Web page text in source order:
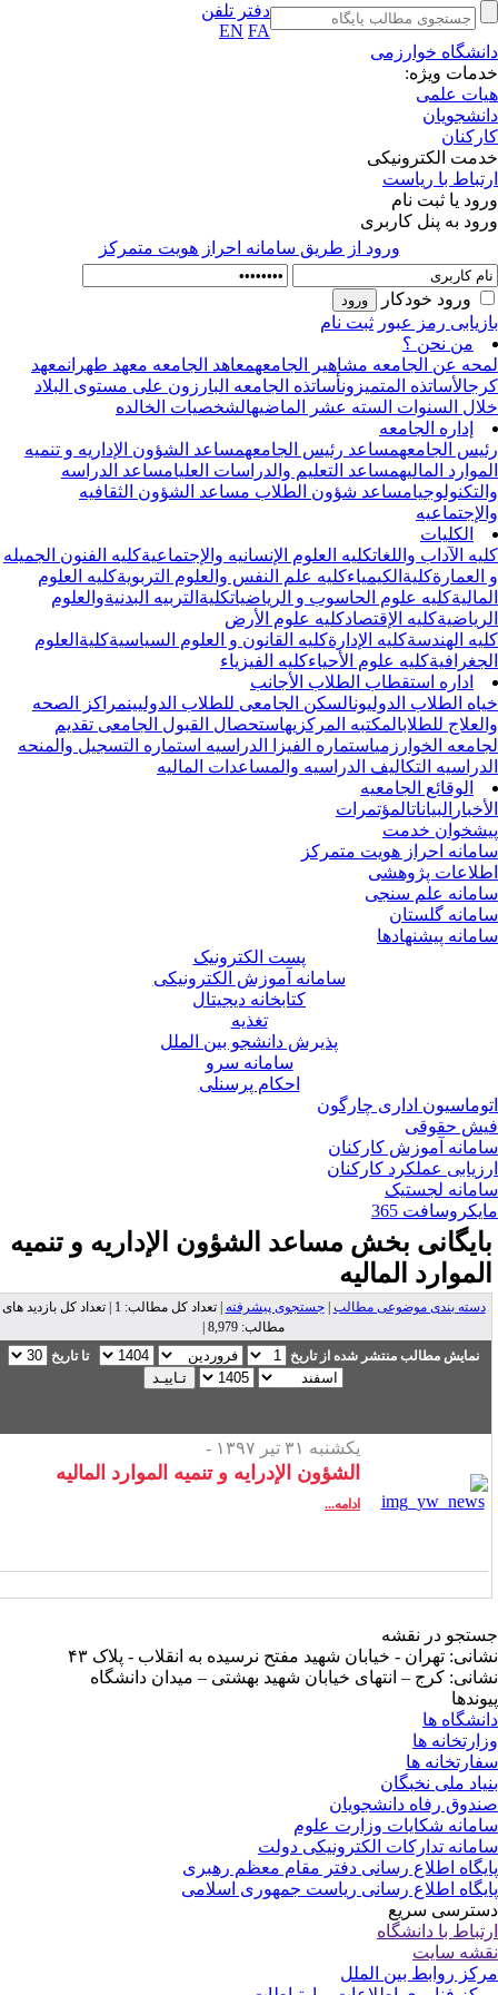
دفتر تلفن
EN FA
خوارزمی
ویژه:
علمی
الکترونیکی
با ریاست
یا ثبت نام
به پنل کاربری
ورود از طريق سامانه احراز هويت متمركز
ورود خودکار
رمز عبور ثبت نام
من نحن ؟
عن الجامعهمشاهیر الجامعهمعاهد الجامعهمعهد طهران معهد
الأساتذه المتمیزونأساتذه الجامعه البارزون علی مستوی البلاد
السنوات السته عشر الماضیهالشخصیات الخالده
إداره الجامعه
الجامعهمساعد رئیس الجامعهمساعد الشؤون الإداریه و تنمیه
المالیهمساعد التعلیم والدراسات العلیامساعد الدراسه
مساعد شؤون الطلابمساعد الشؤون الثقافیه
الکلیات
الآداب واللغاتکلیه العلوم الإنسانیه والإجتماعیةکلیه الفنون الجمیله
کلیةالکیمیاءکلیه علم النفس والعلوم التربویةکلیه العلوم
کلیه علوم الحاسوب و الریاضیاتکلیةالتربیه البدنیةوالعلوم
کلیه الإقتصادکلیه علوم الأرض
الهندسةکلیه الإدارة کلیه القانون و العلوم السیاسیةکلیةالعلوم
کلیه علوم الأحیاءکلیه الفیزیاء
اداره استقطاب الطلاب الأجانب
الطلاب الدولیونالسکن الجامعی للطلاب الدولیینمراکز الصحه
للطلابالمکتبه المرکزیه استحصال القبول الجامعی تقدیم
الخوارزمیاستماره الفیزا الدراسیهاستماره التسجیل والمنحه
التکالیف الدراسیه والمساعدات المالیه
الوقائع الجامعیه
البیاناتالمؤتمرات
خدمت
احراز هویت متمرکز
پژوهشی
علم سنجی
گلستان
پیشنهادها
پست الکترونیک
سامانه آموزش الکترونیکی
کتابخانه دیجیتال
تغذیه
پذیرش دانشجو بین الملل
سامانه سرو
احکام پرسنلی
اداری چارگون
حقوقی
آموزش کارکنان
عملکرد کارکنان
لجستیک
365
بخشمساعد الشؤون الإداریه و تنمیه
المالیه
دسته بندی موضوعی مطالب|جستجوی پیشرفته
| تعداد کل مطالب: 1 | تعداد کل بازدید های
مطالب: 8,979 |
نمایش مطالب منتشر شده از تاریخ
تا تاریخ
یکشنبه ۳۱ تیر ۱۳۹۷ -
الشؤون الإدرایه و تنمیه الموارد المالیه
ادامه...
در نقشه
تهران - خیابان شهید مفتح نرسیده به انقلاب - پلاک ۴۳
کرج – انتهای خیابان شهید بهشتی – میدان دانشگاه
ها
ها
ها
ملی نخبگان
رفاه دانشجویان
شکایات وزارت علوم
تدارکات الکترونیکی دولت
اطلاع رسانی دفتر مقام معظم رهبری
اطلاع رسانی ریاست جمهوری اسلامی
سریع
با دانشگاه
سایت
روابط بین الملل